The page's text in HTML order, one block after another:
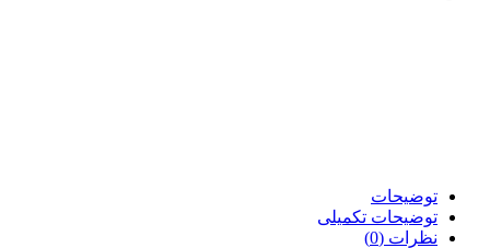
توضیحات
توضیحات تکمیلی
نظرات (0)